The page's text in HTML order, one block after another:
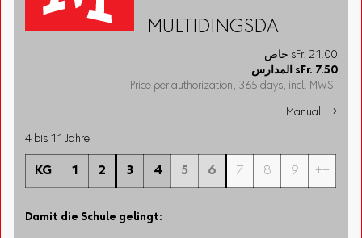
MULTIDINGSDA
خاص sFr. 21.00
المدارس sFr. 7.50
Price per authorization, 365 days, incl. MWST
Manual 
4 bis 11 Jahre
KG 1 2 3 4 5 6 7 8 9 ++
Damit die Schule gelingt: